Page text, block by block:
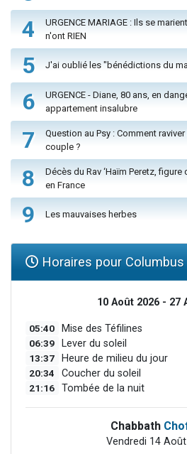
4
URGENCE MARIAGE : Ils se
n'ont RIEN
5 J'ai oublié les "bénédictions du
6
URGENCE - Diane, 80 ans, en
appartement insalubre
7
Question au Psy : Comment
couple ?
8
Décès du Rav ‘Haïm Peretz, figure
en France
9 Les mauvaises herbes
Horaires pour Columbus
10 Août 2026 - 27
05:40 Mise des Téfilines
06:39 Lever du soleil
13:37 Heure de milieu du jour
20:34 Coucher du soleil
21:16 Tombée de la nuit
Chabbath
Vendredi 14